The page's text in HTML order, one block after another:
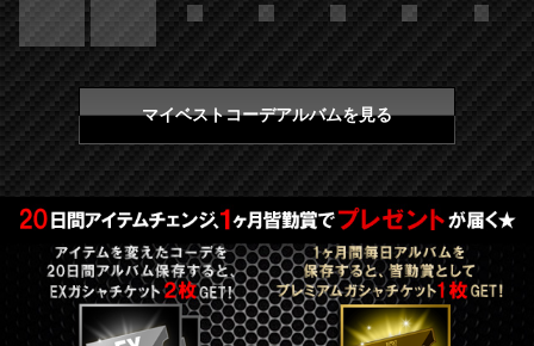
マイベストコーデアルバムを見る